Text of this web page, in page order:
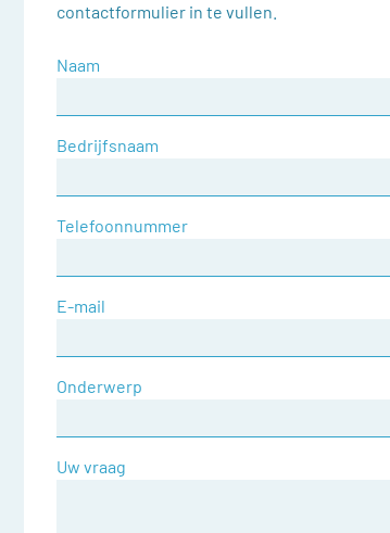
contactformulier in te vullen.
Naam
Bedrijfsnaam
Telefoonnummer
E-mail
Onderwerp
Uw vraag